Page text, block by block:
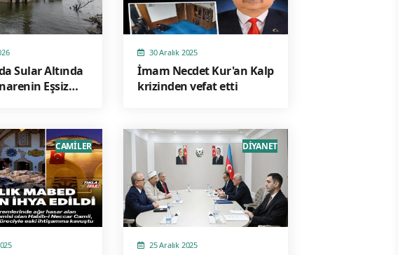
Sular Altında
Eşsiz
30 Aralık 2025
İmam Necdet Kur'an Kalp
krizinden vefat etti
CAMİLER
25 Aralık 2025
DİYANET